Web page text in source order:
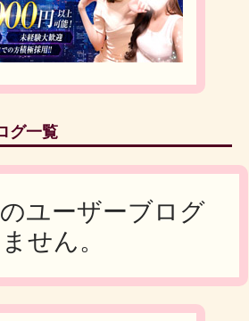
グ一覧
ユーザーブログ
せん。